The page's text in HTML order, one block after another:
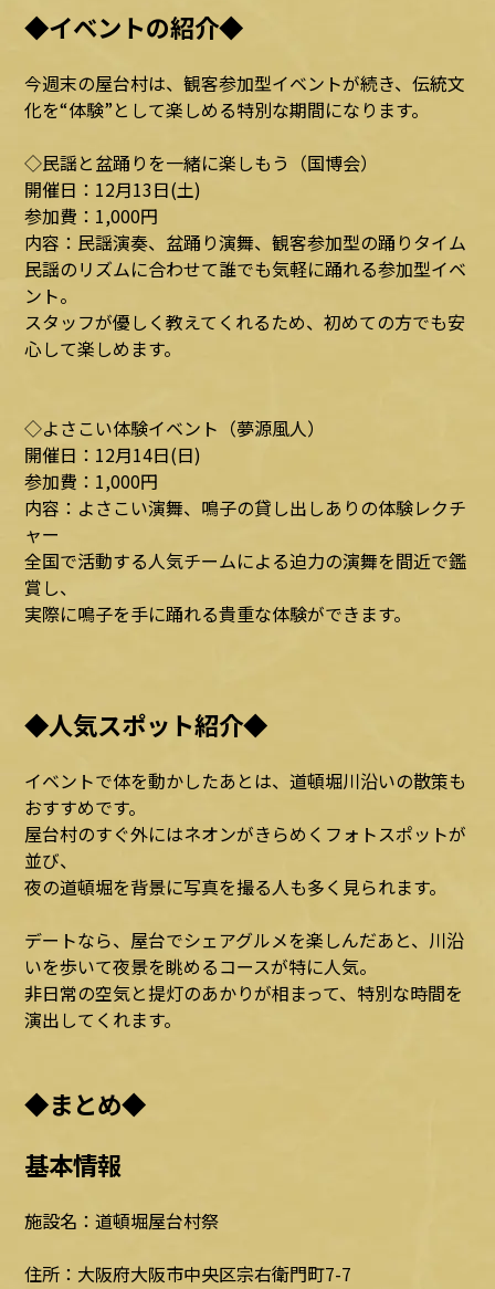
◆イベントの紹介◆
今週末の屋台村は、観客参加型イベントが続き、伝統文
化を“体験”として楽しめる特別な期間になります。
◇民謡と盆踊りを一緒に楽しもう（国博会）
開催日：12月13日(土)
参加費：1,000円
内容：民謡演奏、盆踊り演舞、観客参加型の踊りタイム
民謡のリズムに合わせて誰でも気軽に踊れる参加型イベ
ント。
スタッフが優しく教えてくれるため、初めての方でも安
心して楽しめます。
◇よさこい体験イベント（夢源風人）
開催日：12月14日(日)
参加費：1,000円
内容：よさこい演舞、鳴子の貸し出しありの体験レクチ
ャー
全国で活動する人気チームによる迫力の演舞を間近で鑑
賞し、
実際に鳴子を手に踊れる貴重な体験ができます。
◆人気スポット紹介◆
イベントで体を動かしたあとは、道頓堀川沿いの散策も
おすすめです。
屋台村のすぐ外にはネオンがきらめくフォトスポットが
並び、
夜の道頓堀を背景に写真を撮る人も多く見られます。
デートなら、屋台でシェアグルメを楽しんだあと、川沿
いを歩いて夜景を眺めるコースが特に人気。
非日常の空気と提灯のあかりが相まって、特別な時間を
演出してくれます。
◆まとめ◆
基本情報
施設名：道頓堀屋台村祭
住所：大阪府大阪市中央区宗右衛門町7-7